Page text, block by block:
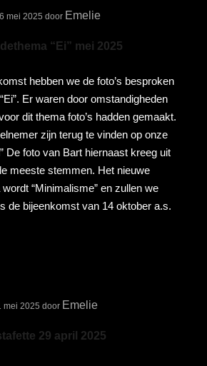
mei 2025 door Emelie
“Ei” mei 2025
hebben we de foto’s besproken
Er waren door omstandigheden
dit thema foto’s hadden gemaakt.
zijn terug te vinden op onze
De foto van Bart hiernaast kreeg uit
meeste stemmen. Het nieuwe
“Minimalisme” en zullen we
de bijeenkomst van 14 oktober a.s.
mei 2025 door Emelie
29 april 2025